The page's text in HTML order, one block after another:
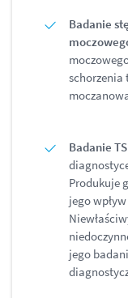
Badanie
schorzenia
Badanie
Produkuje
jego
jego